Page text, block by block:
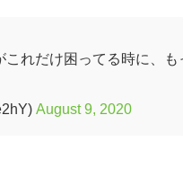
れだけ困ってる時に、
August 9, 2020